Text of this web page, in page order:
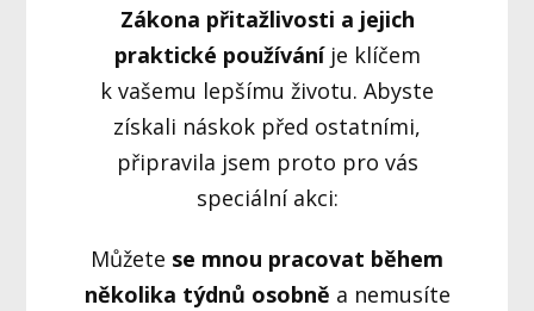
Zákona přitažlivosti a jejich
praktické používání je klíčem
k vašemu lepšímu životu. Abyste
získali náskok před ostatními,
připravila jsem proto pro vás
speciální akci:
Můžete se mnou pracovat během
několika týdnů osobně a nemusíte